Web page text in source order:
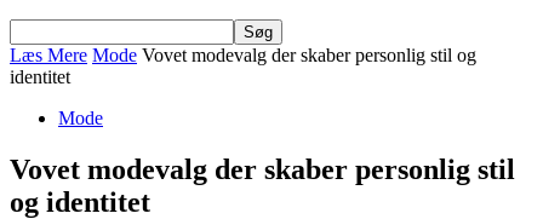
Læs Mere Mode Vovet modevalg der skaber personlig stil og
identitet
Mode
Vovet modevalg der skaber personlig stil
og identitet